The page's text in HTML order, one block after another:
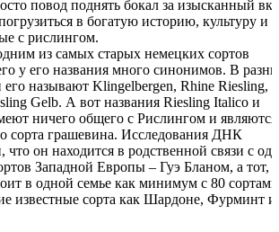
повод поднять бокал за изысканный
в богатую историю, культуру и
с рислингом.
из самых старых немецких сортов
у его названия много синонимов. В
его называют Klingelbergen, Rhine Riesling,
Gelb. А вот названия Riesling Italico и
ничего общего с Рислингом и являются
сорта грашевина. Исследования ДНК
что он находится в родственной связи с
Западной Европы – Гуэ Бланом, а тот, в
в одной семье как минимум с 80
известные сорта как Шардоне, Фурминт и